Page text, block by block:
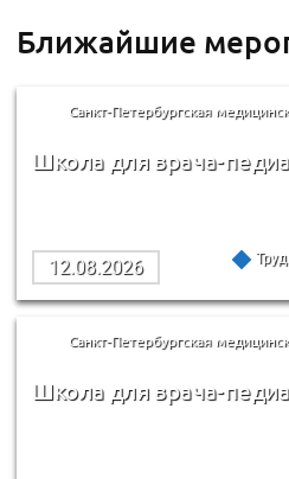
Ближайшие
Санкт-Петербургская
Школа для врача-
12.08.2026
Санкт-Петербургская
Школа для врача-